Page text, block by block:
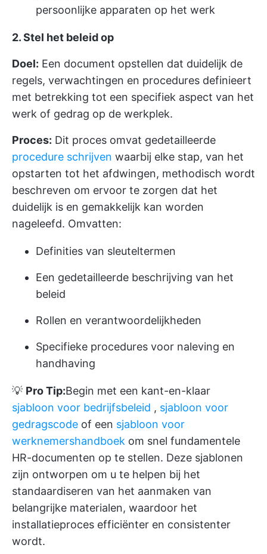
persoonlijke apparaten op het werk
2. Stel het beleid op
Doel: Een document opstellen dat duidelijk de
regels, verwachtingen en procedures definieert
met betrekking tot een specifiek aspect van het
werk of gedrag op de werkplek.
Proces: Dit proces omvat gedetailleerde
procedure schrijven waarbij elke stap, van het
opstarten tot het afdwingen, methodisch wordt
beschreven om ervoor te zorgen dat het
duidelijk is en gemakkelijk kan worden
nageleefd. Omvatten:
Definities van sleuteltermen
Een gedetailleerde beschrijving van het
beleid
Rollen en verantwoordelijkheden
Specifieke procedures voor naleving en
handhaving
💡 Pro Tip:Begin met een kant-en-klaar
sjabloon voor bedrijfsbeleid , sjabloon voor
gedragscode of een sjabloon voor
werknemershandboek om snel fundamentele
HR-documenten op te stellen. Deze sjablonen
zijn ontworpen om u te helpen bij het
standaardiseren van het aanmaken van
belangrijke materialen, waardoor het
installatieproces efficiënter en consistenter
wordt.